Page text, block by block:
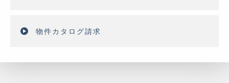
物件カタログ請求